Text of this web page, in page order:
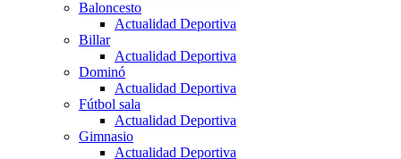
Baloncesto
Actualidad Deportiva
Billar
Actualidad Deportiva
Dominó
Actualidad Deportiva
Fútbol sala
Actualidad Deportiva
Gimnasio
Actualidad Deportiva